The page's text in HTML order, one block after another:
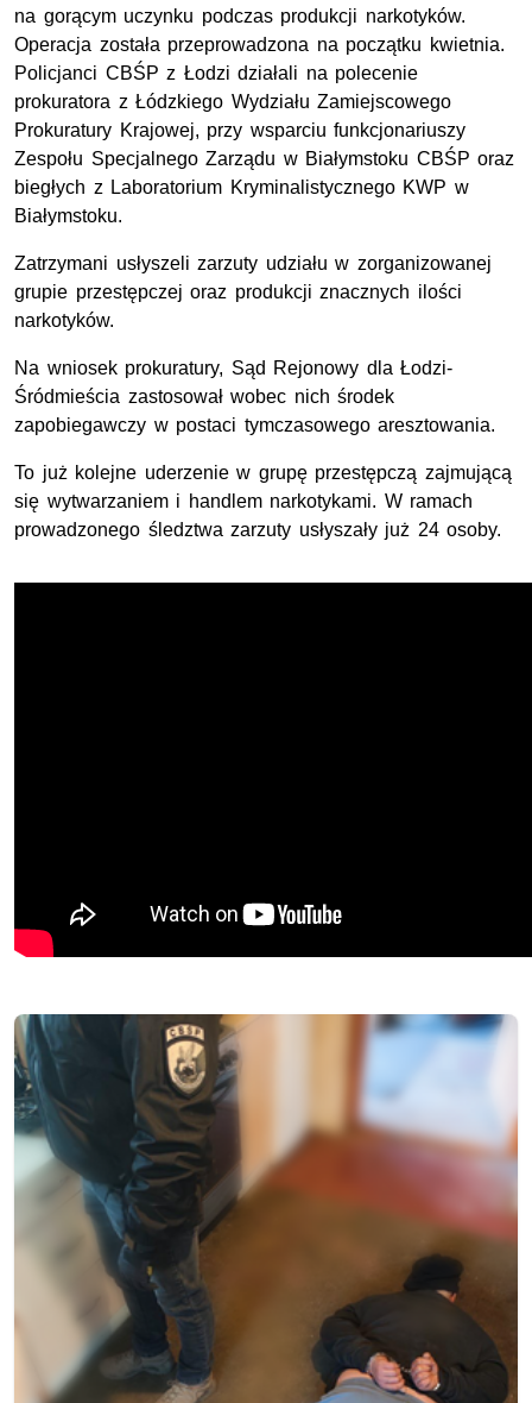
na gorącym uczynku podczas produkcji narkotyków.
Operacja została przeprowadzona na początku kwietnia.
Policjanci CBŚP z Łodzi działali na polecenie
prokuratora z Łódzkiego Wydziału Zamiejscowego
Prokuratury Krajowej, przy wsparciu funkcjonariuszy
Zespołu Specjalnego Zarządu w Białymstoku CBŚP oraz
biegłych z Laboratorium Kryminalistycznego KWP w
Białymstoku.
Zatrzymani usłyszeli zarzuty udziału w zorganizowanej
grupie przestępczej oraz produkcji znacznych ilości
narkotyków.
Na wniosek prokuratury, Sąd Rejonowy dla Łodzi-
Śródmieścia zastosował wobec nich środek
zapobiegawczy w postaci tymczasowego aresztowania.
To już kolejne uderzenie w grupę przestępczą zajmującą
się wytwarzaniem i handlem narkotykami. W ramach
prowadzonego śledztwa zarzuty usłyszały już 24 osoby.